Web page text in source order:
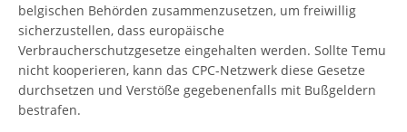
belgischen Behörden zusammenzusetzen, um freiwillig
sicherzustellen, dass europäische
Verbraucherschutzgesetze eingehalten werden. Sollte Temu
nicht kooperieren, kann das CPC-Netzwerk diese Gesetze
durchsetzen und Verstöße gegebenenfalls mit Bußgeldern
bestrafen.